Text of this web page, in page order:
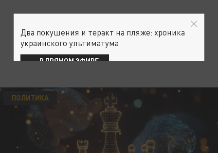
ПОЛИТИКА
Два покушения и теракт на пляже: хроника
украинского ультиматума
В ПРЯМОМ ЭФИРЕ: